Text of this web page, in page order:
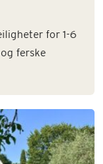
for 1-6
ferske